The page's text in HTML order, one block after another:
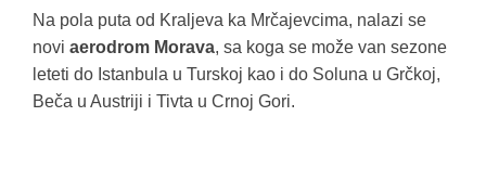
Na pola puta od Kraljeva ka Mrčajevcima, nalazi se
novi aerodrom Morava, sa koga se može van sezone
leteti do Istanbula u Turskoj kao i do Soluna u Grčkoj,
Beča u Austriji i Tivta u Crnoj Gori.